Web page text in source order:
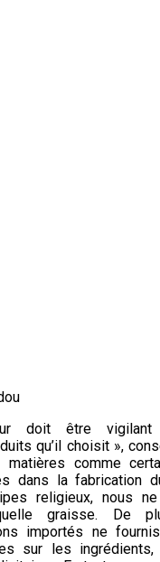
doit être vigilant
qu’il choisit »,
matières comme
dans la fabrication
religieux, nous
graisse. De
importés ne
sur les ingrédients,